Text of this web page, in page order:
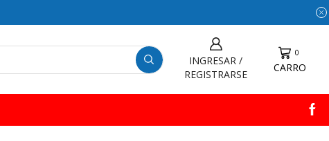
INGRESAR /
REGISTRARSE
0
CARRO